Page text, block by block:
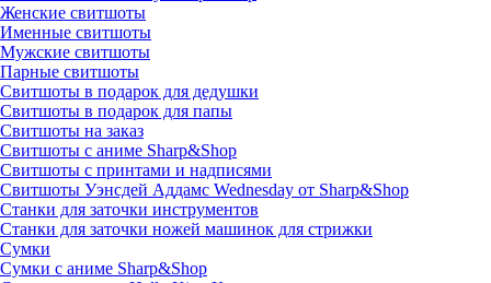
Женские свитшоты
Именные свитшоты
Мужские свитшоты
Парные свитшоты
Свитшоты в подарок для дедушки
Свитшоты в подарок для папы
Свитшоты на заказ
Свитшоты с аниме Sharp&Shop
Свитшоты с принтами и надписями
Свитшоты Уэнсдей Аддамс Wednesday от Sharp&Shop
Станки для заточки инструментов
Станки для заточки ножей машинок для стрижки
Сумки
Сумки с аниме Sharp&Shop